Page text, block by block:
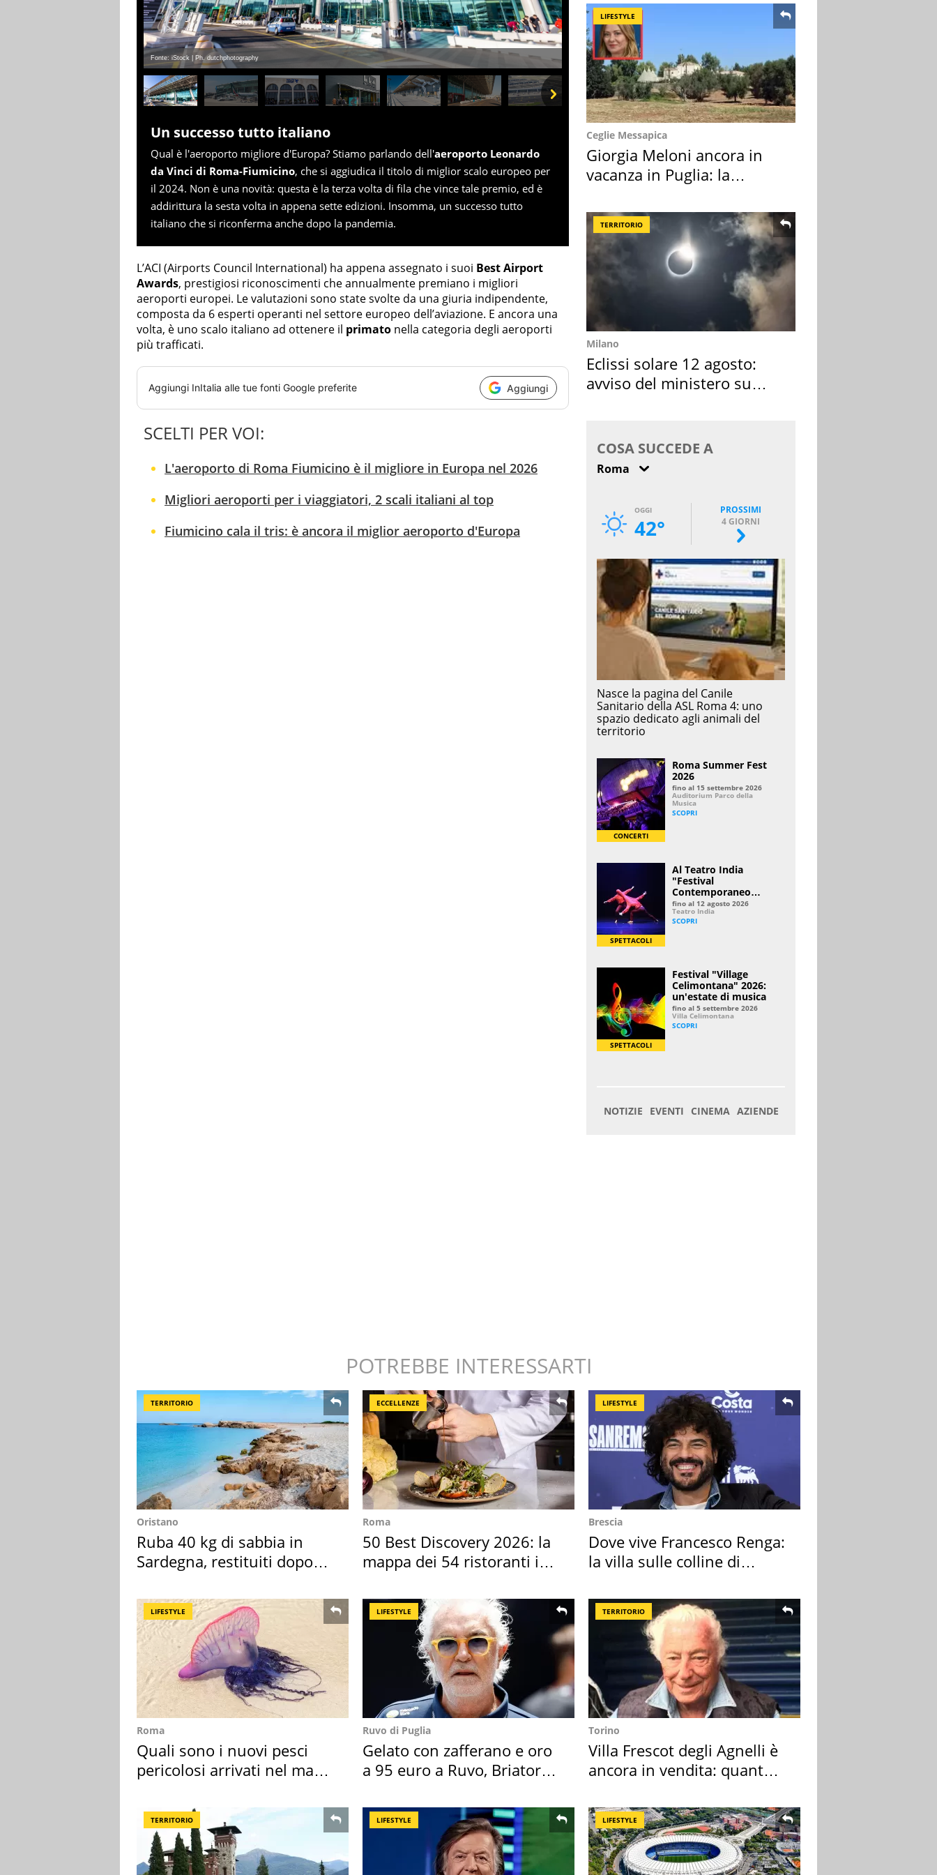
Fonte: iStock | Ph. dutchphotography
Un successo tutto italiano
Qual è l'aeroporto migliore d'Europa? Stiamo parlando dell'aeroporto Leonardo
da Vinci di Roma-Fiumicino, che si aggiudica il titolo di miglior scalo europeo per
il 2024. Non è una novità: questa è la terza volta di fila che vince tale premio, ed è
addirittura la sesta volta in appena sette edizioni. Insomma, un successo tutto
italiano che si riconferma anche dopo la pandemia.
L’ACI (Airports Council International) ha appena assegnato i suoi Best Airport
Awards, prestigiosi riconoscimenti che annualmente premiano i migliori
aeroporti europei. Le valutazioni sono state svolte da una giuria indipendente,
composta da 6 esperti operanti nel settore europeo dell’aviazione. E ancora una
volta, è uno scalo italiano ad ottenere il primato nella categoria degli aeroporti
più trafficati.
Aggiungi InItalia alle tue fonti Google preferite Aggiungi
SCELTI PER VOI:
L'aeroporto di Roma Fiumicino è il migliore in Europa nel 2026
Migliori aeroporti per i viaggiatori, 2 scali italiani al top
Fiumicino cala il tris: è ancora il miglior aeroporto d'Europa
LIFESTYLE
Ceglie Messapica
Giorgia Meloni ancora in
vacanza in Puglia: la
TERRITORIO
Milano
Eclissi solare 12 agosto:
avviso del ministero su
POTREBBE INTERESSARTI
TERRITORIO
Oristano
Ruba 40 kg di sabbia in
Sardegna, restituiti dopo
ECCELLENZE
Roma
50 Best Discovery 2026: la
mappa dei 54 ristoranti in
LIFESTYLE
Brescia
Dove vive Francesco Renga:
la villa sulle colline di
LIFESTYLE
Roma
Quali sono i nuovi pesci
pericolosi arrivati nel mar
LIFESTYLE
Ruvo di Puglia
Gelato con zafferano e oro
a 95 euro a Ruvo, Briatore
TERRITORIO
Torino
Villa Frescot degli Agnelli è
ancora in vendita: quanto
TERRITORIO LIFESTYLE LIFESTYLE